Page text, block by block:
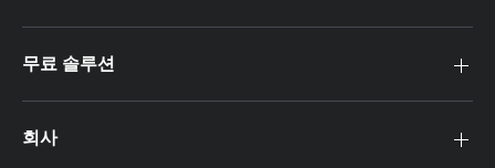
무료 솔루션
회사